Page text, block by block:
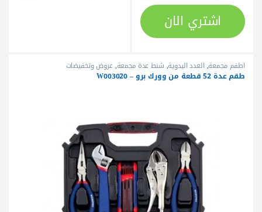
اشتري الان
أطقم مجمعة, العدد اليدوية, شنط عدة مجمعة,عروض وتخفيضات
طقم عدة 52 قطعة من وورك برو – W003020